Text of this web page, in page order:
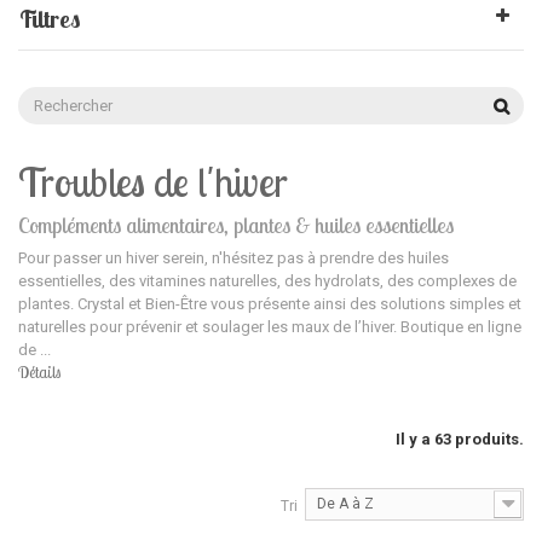
Filtres
Troubles de l'hiver
Compléments alimentaires, plantes & huiles essentielles
Pour passer un hiver serein, n'hésitez pas à prendre des huiles
essentielles, des vitamines naturelles, des hydrolats, des complexes de
plantes. Crystal et Bien-Être vous présente ainsi des solutions simples et
naturelles pour prévenir et soulager les maux de l’hiver. Boutique en ligne
de ...
Détails
Il y a 63 produits.
Tri De A à Z